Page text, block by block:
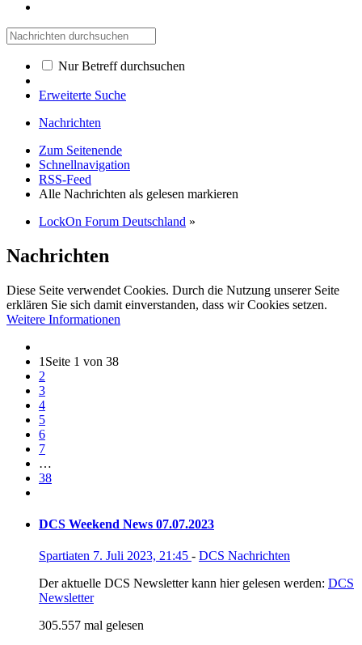
Nur Betreff durchsuchen
Erweiterte Suche
Nachrichten
Zum Seitenende
Schnellnavigation
RSS-Feed
Alle Nachrichten als gelesen markieren
LockOn Forum Deutschland »
Nachrichten
Diese Seite verwendet Cookies. Durch die Nutzung unserer Seite
erklären Sie sich damit einverstanden, dass wir Cookies setzen.
Weitere Informationen
1 Seite 1 von 38
2
3
4
5
6
7
…
38
DCS Weekend News 07.07.2023
Spartiaten 7. Juli 2023, 21:45 - DCS Nachrichten
Der aktuelle DCS Newsletter kann hier gelesen werden: DCS
Newsletter
305.557 mal gelesen